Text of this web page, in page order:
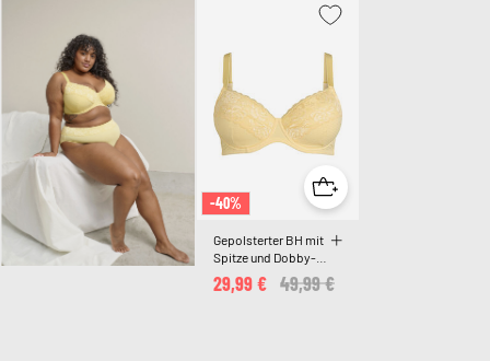
-40%
Gepolsterter BH mit
Spitze und Dobby-
Struktur
Price reduced from
49,99 €
29,99 €